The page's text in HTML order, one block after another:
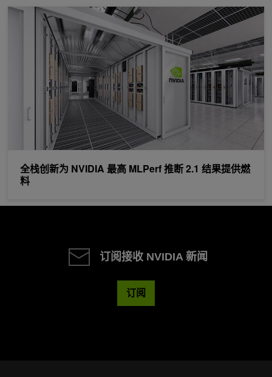
全栈创新为 NVIDIA 最高 MLPerf 推断 2.1 结果提供燃
料
全栈创新为 NVIDIA 最高 MLPerf 推断 2.1 结果提供燃料
订阅接收 NVIDIA 新闻
订阅